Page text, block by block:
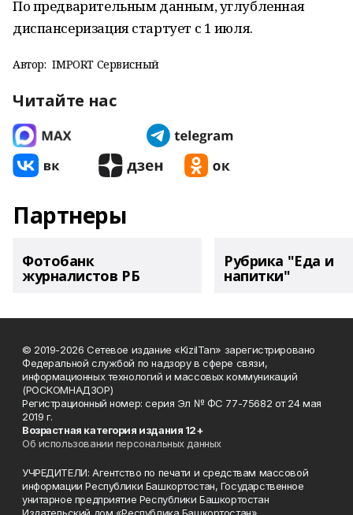
По предварительным данным, углубленная
диспансеризация стартует с 1 июля.
Автор: IMPORT Сервисный
Читайте нас
Партнеры
Фотобанк
журналистов РБ
Рубрика "Еда и
напитки"
© 2019-2026 Сетевое издание «KizilTan» зарегистрировано
Федеральной службой по надзору в сфере связи,
информационных технологий и массовых коммуникаций
(РОСКОМНАДЗОР)
Регистрационный номер: серия Эл № ФС 77-75682 от 24 мая
2019 г.
Возрастная категория издания 12+
Об использовании персональных данных
УЧРЕДИТЕЛИ: Агентство по печати и средствам массовой
информации Республики Башкортостан, Государственное
унитарное предприятие Республики Башкортостан